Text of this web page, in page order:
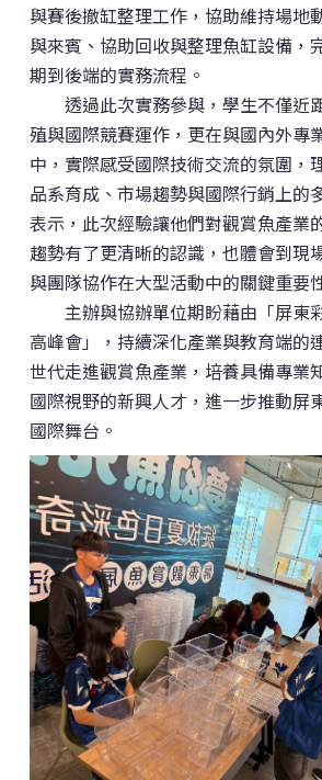
與賽後撤缸整理工作，協助維持場地
與來賓、協助回收與整理魚缸設備，
期到後端的實務流程。
透過此次實務參與，學生不僅近
殖與國際競賽運作，更在與國內外專
中，實際感受國際技術交流的氛圍，
品系育成、市場趨勢與國際行銷上的
表示，此次經驗讓他們對觀賞魚產業
趨勢有了更清晰的認識，也體會到現
與團隊協作在大型活動中的關鍵重要
主辦與協辦單位期盼藉由「屏東
高峰會」，持續深化產業與教育端的
世代走進觀賞魚產業，培養具備專業
國際視野的新興人才，進一步推動屏
國際舞台。